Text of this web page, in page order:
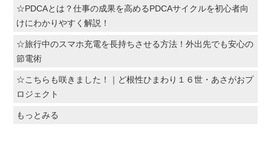
☆PDCAとは？仕事の成果を高めるPDCAサイクルを初心者向
けにわかりやすく解説！
☆旅行中のスマホ充電を長持ちさせる方法！外出先でも安心の
節電術
☆こちらも咲きました！｜ど根性ひまわり１６世・あさがおプ
ロジェクト
もっとみる